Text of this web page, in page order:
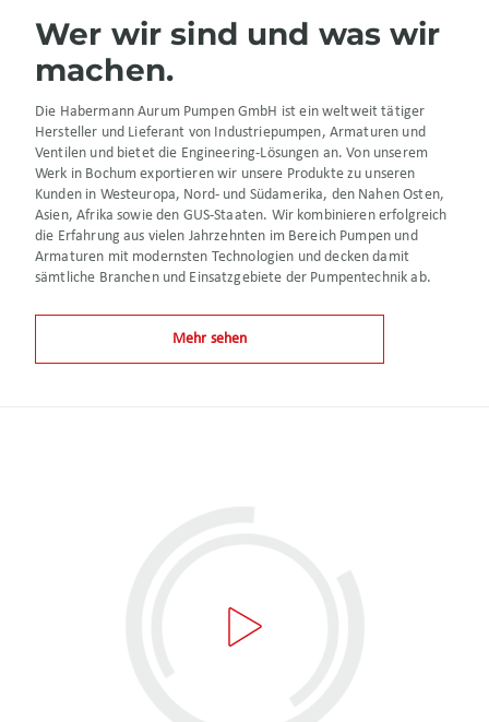
Wer wir sind und was wir
machen.
Die Habermann Aurum Pumpen GmbH ist ein weltweit tätiger
Hersteller und Lieferant von Industriepumpen, Armaturen und
Ventilen und bietet die Engineering-Lösungen an. Von unserem
Werk in Bochum exportieren wir unsere Produkte zu unseren
Kunden in Westeuropa, Nord- und Südamerika, den Nahen Osten,
Asien, Afrika sowie den GUS-Staaten. Wir kombinieren erfolgreich
die Erfahrung aus vielen Jahrzehnten im Bereich Pumpen und
Armaturen mit modernsten Technologien und decken damit
sämtliche Branchen und Einsatzgebiete der Pumpentechnik ab.
Mehr sehen